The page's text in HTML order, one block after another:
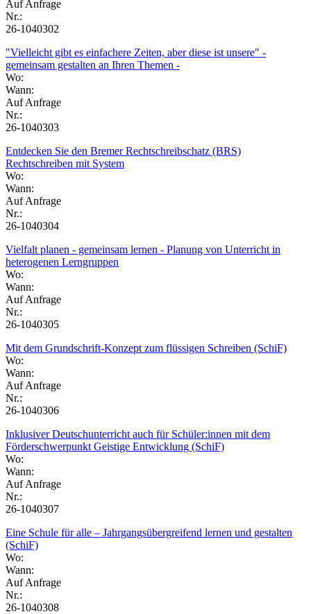
Auf Anfrage
Nr.:
26-1040302
"Vielleicht gibt es einfachere Zeiten, aber diese ist unsere" -
gemeinsam gestalten an Ihren Themen -
Wo:
Wann:
Auf Anfrage
Nr.:
26-1040303
Entdecken Sie den Bremer Rechtschreibschatz (BRS)
Rechtschreiben mit System
Wo:
Wann:
Auf Anfrage
Nr.:
26-1040304
Vielfalt planen - gemeinsam lernen - Planung von Unterricht in
heterogenen Lerngruppen
Wo:
Wann:
Auf Anfrage
Nr.:
26-1040305
Mit dem Grundschrift-Konzept zum flüssigen Schreiben (SchiF)
Wo:
Wann:
Auf Anfrage
Nr.:
26-1040306
Inklusiver Deutschunterricht auch für Schüler:innen mit dem
Förderschwerpunkt Geistige Entwicklung (SchiF)
Wo:
Wann:
Auf Anfrage
Nr.:
26-1040307
Eine Schule für alle – Jahrgangsübergreifend lernen und gestalten
(SchiF)
Wo:
Wann:
Auf Anfrage
Nr.:
26-1040308